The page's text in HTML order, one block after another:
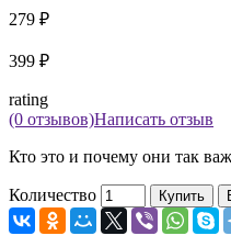
279 ₽
399 ₽
rating
(0 отзывов)Написать отзыв
Кто это и почему они так
Количество Купить